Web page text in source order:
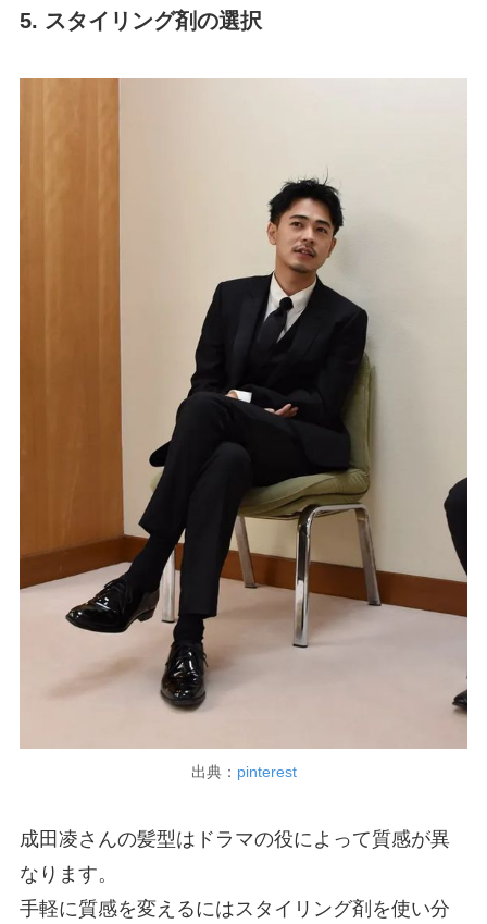
5. スタイリング剤の選択
出典： pinterest
成田凌さんの髪型はドラマの役によって質感が異
なります。
手軽に質感を変えるにはスタイリング剤を使い分